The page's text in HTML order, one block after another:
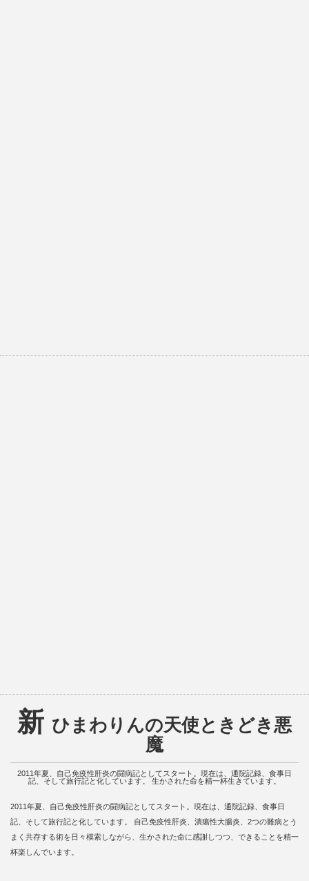
新 ひまわりんの天使ときどき悪
魔
2011年夏、自己免疫性肝炎の闘病記としてスタート。現在は、通院記録、食事日
記、そして旅行記と化しています。 生かされた命を精一杯生きています。
2011年夏、自己免疫性肝炎の闘病記としてスタート。現在は、通院記録、食事日
記、そして旅行記と化しています。 自己免疫性肝炎、潰瘍性大腸炎、2つの難病とう
まく共存する術を日々模索しながら、生かされた命に感謝しつつ、できることを精一
杯楽しんでいます。